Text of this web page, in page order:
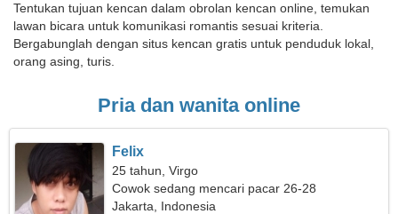
Tentukan tujuan kencan dalam obrolan kencan online, temukan
lawan bicara untuk komunikasi romantis sesuai kriteria.
Bergabunglah dengan situs kencan gratis untuk penduduk lokal,
orang asing, turis.
Pria dan wanita online
Felix
25 tahun, Virgo
Cowok sedang mencari pacar 26-28
Jakarta, Indonesia